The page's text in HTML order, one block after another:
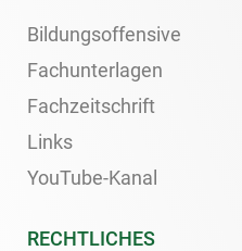
Bildungsoffensive
Fachunterlagen
Fachzeitschrift
Links
YouTube-Kanal
RECHTLICHES